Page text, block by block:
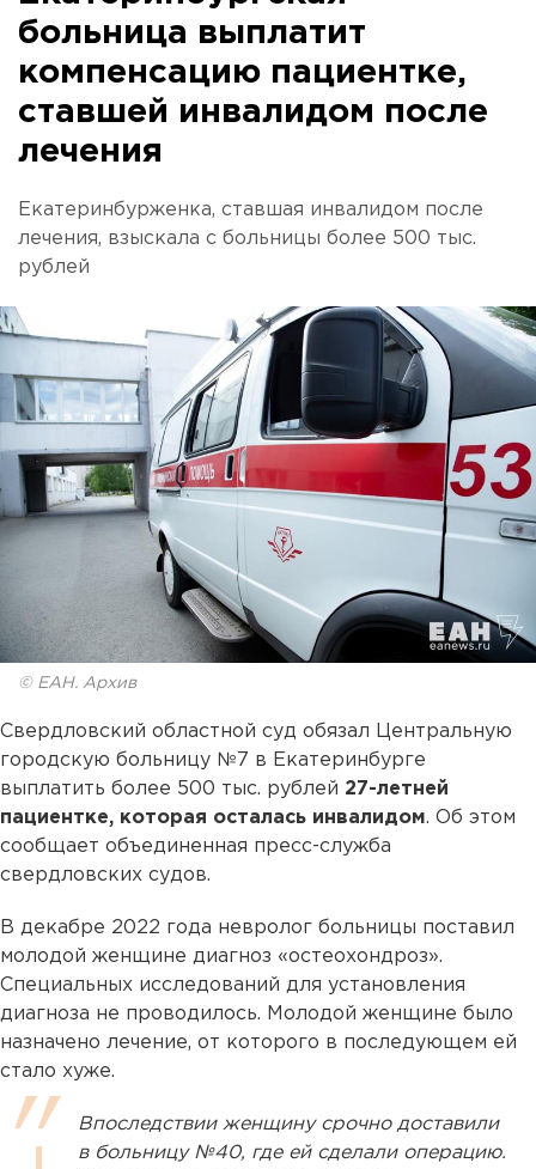
больница выплатит
компенсацию пациентке,
ставшей инвалидом после
лечения
Екатеринбурженка, ставшая инвалидом после
лечения, взыскала с больницы более 500 тыс.
рублей
© ЕАН. Архив
Свердловский областной суд обязал Центральную
городскую больницу №7 в Екатеринбурге
выплатить более 500 тыс. рублей 27-летней
пациентке, которая осталась инвалидом. Об этом
сообщает объединенная пресс-служба
свердловских судов.
В декабре 2022 года невролог больницы поставил
молодой женщине диагноз «остеохондроз».
Специальных исследований для установления
диагноза не проводилось. Молодой женщине было
назначено лечение, от которого в последующем ей
стало хуже.
Впоследствии женщину срочно доставили
в больницу №40, где ей сделали операцию.